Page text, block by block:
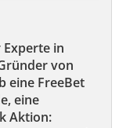
in
von
eine FreeBet
eine
Aktion: